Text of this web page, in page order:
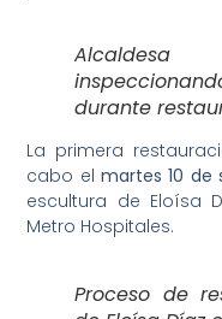
durante
La primera
cabo el martes 10 de
escultura de Eloísa
Metro Hospitales.
Proceso de